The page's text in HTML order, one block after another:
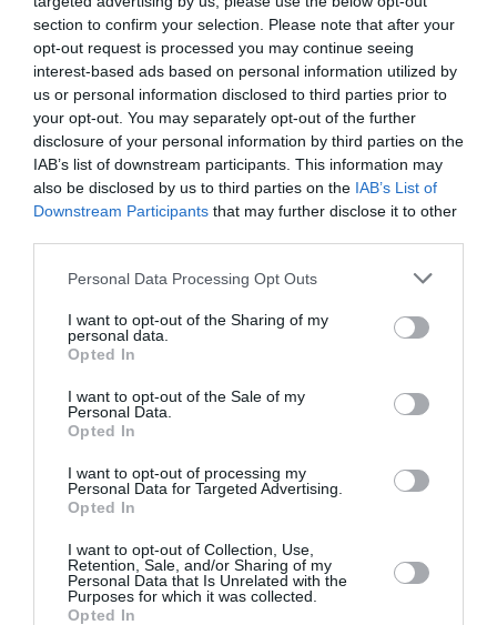
section to confirm your selection. Please note that after your
opt-out request is processed you may continue seeing
interest-based ads based on personal information utilized by
us or personal information disclosed to third parties prior to
your opt-out. You may separately opt-out of the further
disclosure of your personal information by third parties on the
IAB’s list of downstream participants. This information may
also be disclosed by us to third parties on the IAB’s List of
Downstream Participants that may further disclose it to other
Please note that this website/app uses one or more Google
not limited to your visit or usage behaviour. You may click to
grant or deny consent to Google and its third-party tags to
use your data for below specified purposes in below Google
consent section.
Personal Data Processing Opt Outs
I want to opt-out of the Sharing of my
personal data.
Opted In
I want to opt-out of the Sale of my
Personal Data.
Opted In
I want to opt-out of processing my
Personal Data for Targeted Advertising.
Opted In
I want to opt-out of Collection, Use,
Retention, Sale, and/or Sharing of my
Personal Data that Is Unrelated with the
Purposes for which it was collected.
Opted In
Δύο συλλήψεις για διακίνηση
μεταναστών σε Έβρο και Ροδόπη
- Μετέφεραν συνολικά 15 άτομα
Διακινητές φέρονται να είναι δύο αλλοδαποί που
συνελήφθησαν χθες, Σάββατο 8 Αυγούστου σε
περιοχές του Έβρου και της Ροδόπης. Σύμφωνα με
την αστυνομία, προωθούσαν σε δύο διαφορετικές
περιπτώσεις στο εσωτερικό τη...